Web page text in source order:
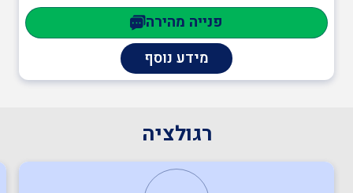
בבניה , יועצים משפטיים , עד מומחה
פנייה מהירה
מידע נוסף
רגולציה